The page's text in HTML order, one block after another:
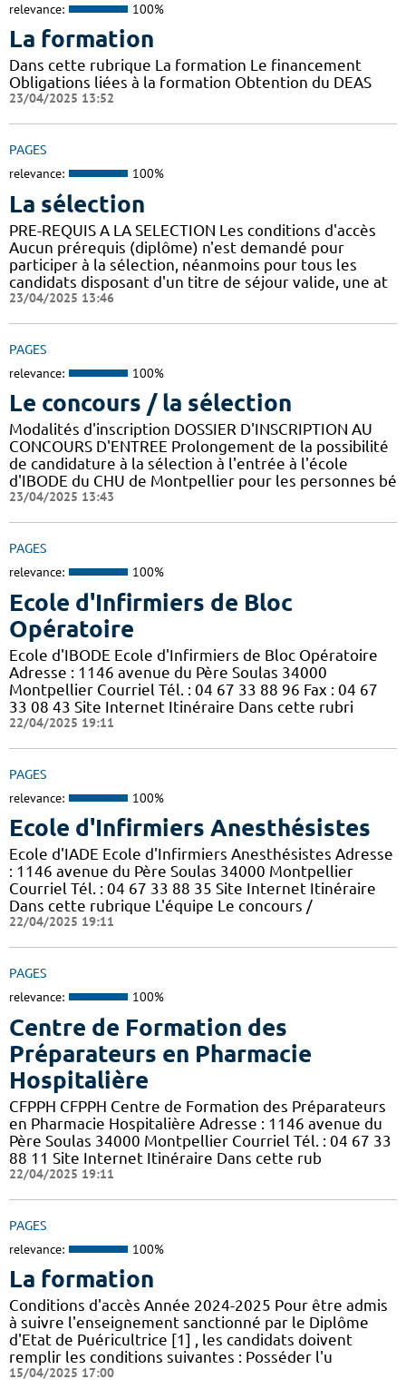
relevance: 100%
La formation
Dans cette rubrique La formation Le financement
Obligations liées à la formation Obtention du DEAS
23/04/2025 13:52
PAGES
relevance: 100%
La sélection
PRE-REQUIS A LA SELECTION Les conditions d'accès
Aucun prérequis (diplôme) n'est demandé pour
participer à la sélection, néanmoins pour tous les
candidats disposant d'un titre de séjour valide, une at
23/04/2025 13:46
PAGES
relevance: 100%
Le concours / la sélection
Modalités d'inscription DOSSIER D'INSCRIPTION AU
CONCOURS D'ENTREE Prolongement de la possibilité
de candidature à la sélection à l'entrée à l'école
d'IBODE du CHU de Montpellier pour les personnes bé
23/04/2025 13:43
PAGES
relevance: 100%
Ecole d'Infirmiers de Bloc
Opératoire
Ecole d'IBODE Ecole d'Infirmiers de Bloc Opératoire
Adresse : 1146 avenue du Père Soulas 34000
Montpellier Courriel Tél. : 04 67 33 88 96 Fax : 04 67
33 08 43 Site Internet Itinéraire Dans cette rubri
22/04/2025 19:11
PAGES
relevance: 100%
Ecole d'Infirmiers Anesthésistes
Ecole d'IADE Ecole d'Infirmiers Anesthésistes Adresse
: 1146 avenue du Père Soulas 34000 Montpellier
Courriel Tél. : 04 67 33 88 35 Site Internet Itinéraire
Dans cette rubrique L'équipe Le concours /
22/04/2025 19:11
PAGES
relevance: 100%
Centre de Formation des
Préparateurs en Pharmacie
Hospitalière
CFPPH CFPPH Centre de Formation des Préparateurs
en Pharmacie Hospitalière Adresse : 1146 avenue du
Père Soulas 34000 Montpellier Courriel Tél. : 04 67 33
88 11 Site Internet Itinéraire Dans cette rub
22/04/2025 19:11
PAGES
relevance: 100%
La formation
Conditions d'accès Année 2024-2025 Pour être admis
à suivre l'enseignement sanctionné par le Diplôme
d'Etat de Puéricultrice [1] , les candidats doivent
remplir les conditions suivantes : Posséder l'u
15/04/2025 17:00